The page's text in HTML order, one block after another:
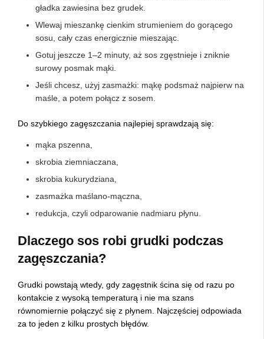
gładka zawiesina bez grudek.
Wlewaj mieszankę cienkim strumieniem do gorącego
sosu, cały czas energicznie mieszając.
Gotuj jeszcze 1–2 minuty, aż sos zgęstnieje i zniknie
surowy posmak mąki.
Jeśli chcesz, użyj zasmażki: mąkę podsmaż najpierw na
maśle, a potem połącz z sosem.
Do szybkiego zagęszczania najlepiej sprawdzają się:
mąka pszenna,
skrobia ziemniaczana,
skrobia kukurydziana,
zasmażka maślano-mączna,
redukcja, czyli odparowanie nadmiaru płynu.
Dlaczego sos robi grudki podczas
zagęszczania?
Grudki powstają wtedy, gdy zagęstnik ścina się od razu po
kontakcie z wysoką temperaturą i nie ma szans
równomiernie połączyć się z płynem. Najczęściej odpowiada
za to jeden z kilku prostych błędów.